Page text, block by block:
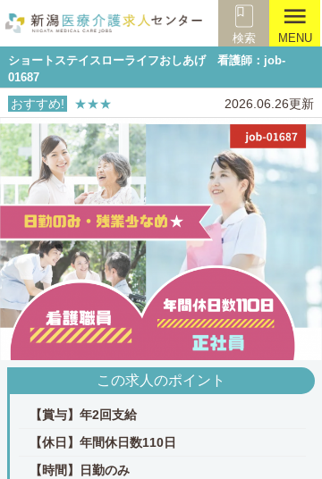
検索
menu
MENU
ショートステイスローライフおしあげ 看護師：job-
01687
おすすめ! ★★★ 2026.06.26更新
この求人のポイント
【賞与】年2回支給
【休日】年間休日数110日
【時間】日勤のみ